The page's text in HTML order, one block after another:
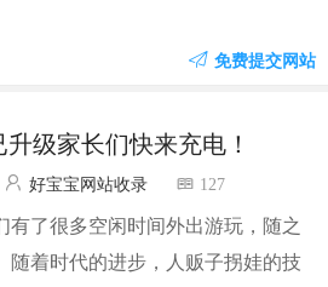
免费提交网站
级家长们快来充电！
好宝宝网站收录 127
有了很多空闲时间外出游玩，随之
随着时代的进步，人贩子拐娃的技